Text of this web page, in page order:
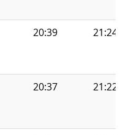
20:39 21:24
20:37 21:22